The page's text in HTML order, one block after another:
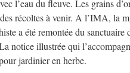
l’eau du fleuve. Les grains
récoltes à venir. A l’IMA, la
a été remontée du
notice illustrée qui
jardinier en herbe.